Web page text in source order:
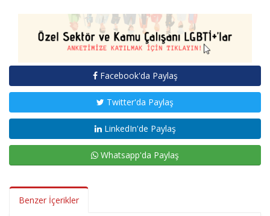
Facebook'da Paylaş
Twitter'da Paylaş
LinkedIn'de Paylaş
Whatsapp'da Paylaş
Benzer İçerikler